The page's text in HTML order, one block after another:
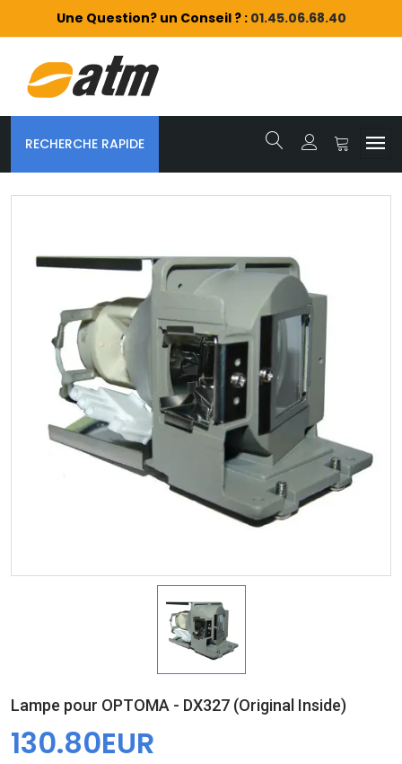
Une Question? un Conseil ? : 01.45.06.68.40
RECHERCHE RAPIDE
Lampe pour OPTOMA - DX327 (Original Inside)
130.80EUR